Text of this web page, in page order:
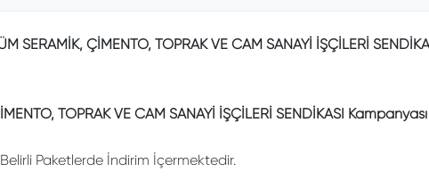
SERAMİK, ÇİMENTO, TOPRAK VE CAM SANAYİ İŞÇİLERİ
TOPRAK VE CAM SANAYİ İŞÇİLERİ SENDİKASI Kampanyası
Paketlerde İndirim İçermektedir.